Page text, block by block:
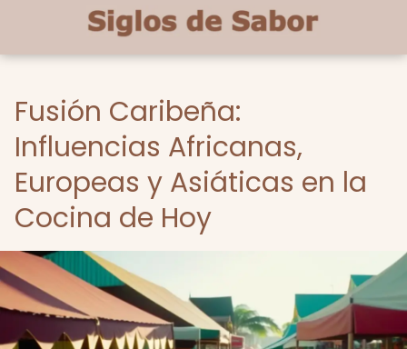
Fusión Caribeña:
Influencias Africanas,
Europeas y Asiáticas en la
Cocina de Hoy